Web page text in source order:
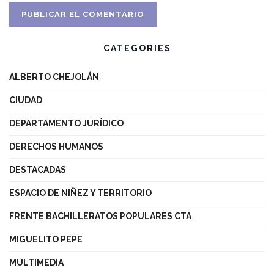
CATEGORIES
ALBERTO CHEJOLÁN
CIUDAD
DEPARTAMENTO JURÍDICO
DERECHOS HUMANOS
DESTACADAS
ESPACIO DE NIÑEZ Y TERRITORIO
FRENTE BACHILLERATOS POPULARES CTA
MIGUELITO PEPE
MULTIMEDIA